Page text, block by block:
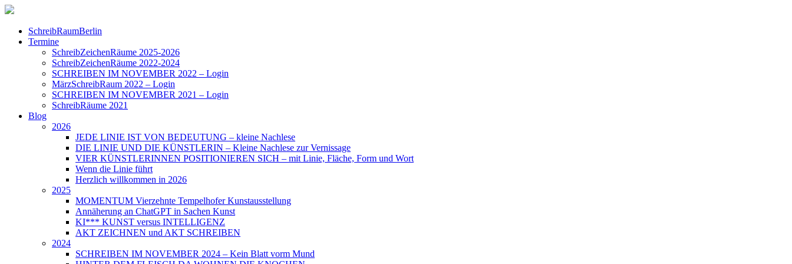
SchreibRaumBerlin
Termine
SchreibZeichenRäume 2025-2026
SchreibZeichenRäume 2022-2024
SCHREIBEN IM NOVEMBER 2022 – Login
MärzSchreibRaum 2022 – Login
SCHREIBEN IM NOVEMBER 2021 – Login
SchreibRäume 2021
Blog
2026
JEDE LINIE IST VON BEDEUTUNG – kleine Nachlese
DIE LINIE UND DIE KÜNSTLERIN – Kleine Nachlese zur Vernissage
VIER KÜNSTLERINNEN POSITIONIEREN SICH – mit Linie, Fläche, Form und Wort
Wenn die Linie führt
Herzlich willkommen in 2026
2025
MOMENTUM Vierzehnte Tempelhofer Kunstausstellung
Annäherung an ChatGPT in Sachen Kunst
KI*** KUNST versus INTELLIGENZ
AKT ZEICHNEN und AKT SCHREIBEN
2024
SCHREIBEN IM NOVEMBER 2024 – Kein Blatt vorm Mund